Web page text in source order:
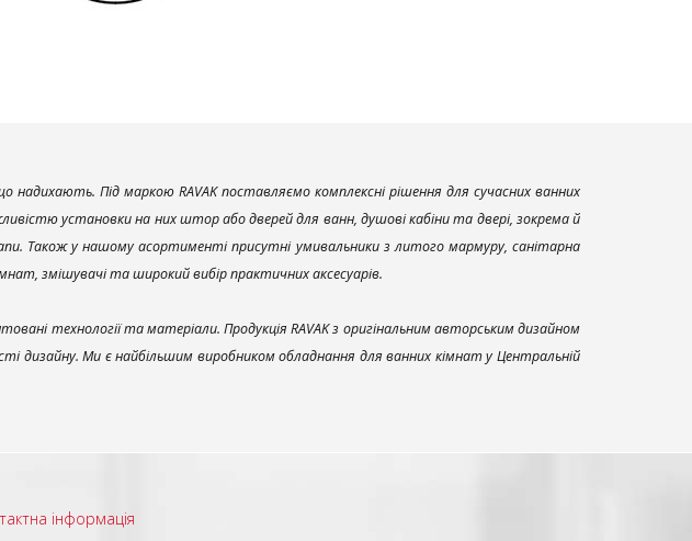
Під маркою RAVAK поставляємо комплексні рішення для сучасних ванних
установки на них штор або дверей для ванн, душові кабіни та двері, зокрема й
Також у нашому асортименті присутні умивальники з литого мармуру, санітарна
змішувачі та широкий вибір практичних аксесуарів.
технології та матеріали. Продукція RAVAK з оригінальним авторським дизайном
дизайну. Ми є найбільшим виробником обладнання для ванних кімнат у Центральній
інформація